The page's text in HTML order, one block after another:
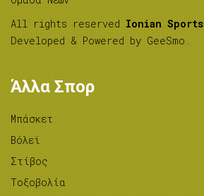
All rights reserved Ionian Sports
Developed & Powered by GeeSmo .
Άλλα Σπορ
Μπάσκετ
Βόλεϊ
Στίβος
Tοξοβολία